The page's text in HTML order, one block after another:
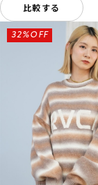
比較する
32%OFF